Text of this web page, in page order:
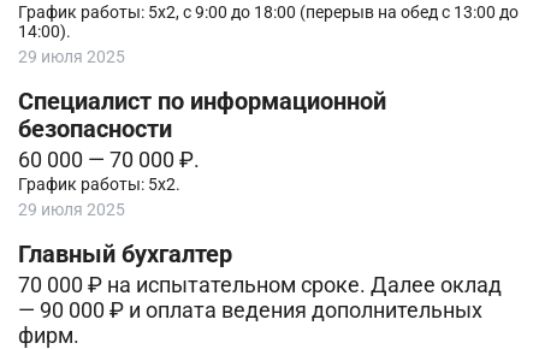
График работы: 5х2, с 9:00 до 18:00 (перерыв на обед с 13:00 до
14:00).
29 июля 2025
Специалист по информационной
безопасности
60 000 — 70 000 ₽.
График работы: 5х2.
29 июля 2025
Главный бухгалтер
70 000 ₽ на испытательном сроке. Далее оклад
— 90 000 ₽ и оплата ведения дополнительных
фирм.